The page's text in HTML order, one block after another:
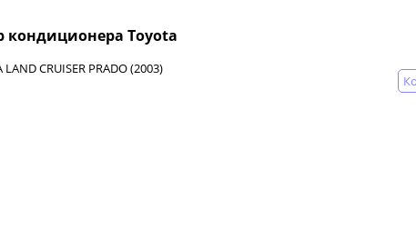
кондиционера Toyota
CRUISER PRADO (2003)